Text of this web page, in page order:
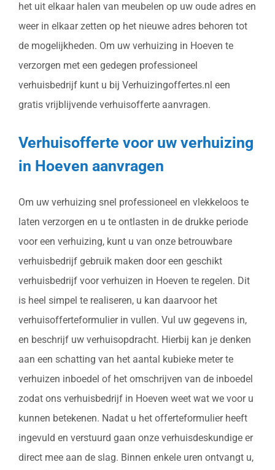
het uit elkaar halen van meubelen op uw oude adres en
weer in elkaar zetten op het nieuwe adres behoren tot
de mogelijkheden. Om uw verhuizing in Hoeven te
verzorgen met een gedegen professioneel
verhuisbedrijf kunt u bij Verhuizingoffertes.nl een
gratis vrijblijvende verhuisofferte aanvragen.
Verhuisofferte voor uw verhuizing
in Hoeven aanvragen
Om uw verhuizing snel professioneel en vlekkeloos te
laten verzorgen en u te ontlasten in de drukke periode
voor een verhuizing, kunt u van onze betrouwbare
verhuisbedrijf gebruik maken door een geschikt
verhuisbedrijf voor verhuizen in Hoeven te regelen. Dit
is heel simpel te realiseren, u kan daarvoor het
verhuisofferteformulier in vullen. Vul uw gegevens in,
en beschrijf uw verhuisopdracht. Hierbij kan je denken
aan een schatting van het aantal kubieke meter te
verhuizen inboedel of het omschrijven van de inboedel
zodat ons verhuisbedrijf in Hoeven weet wat we voor u
kunnen betekenen. Nadat u het offerteformulier heeft
ingevuld en verstuurd gaan onze verhuisdeskundige er
direct mee aan de slag. Binnen enkele uren ontvangt u,